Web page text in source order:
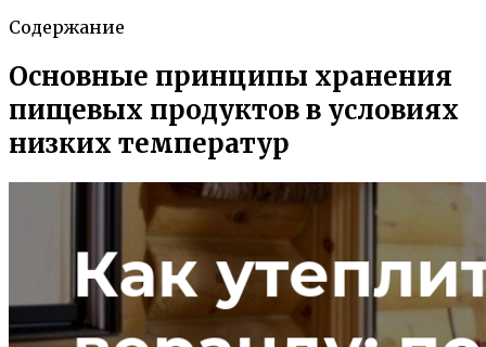
Содержание
Основные принципы хранения
пищевых продуктов в условиях
низких температур